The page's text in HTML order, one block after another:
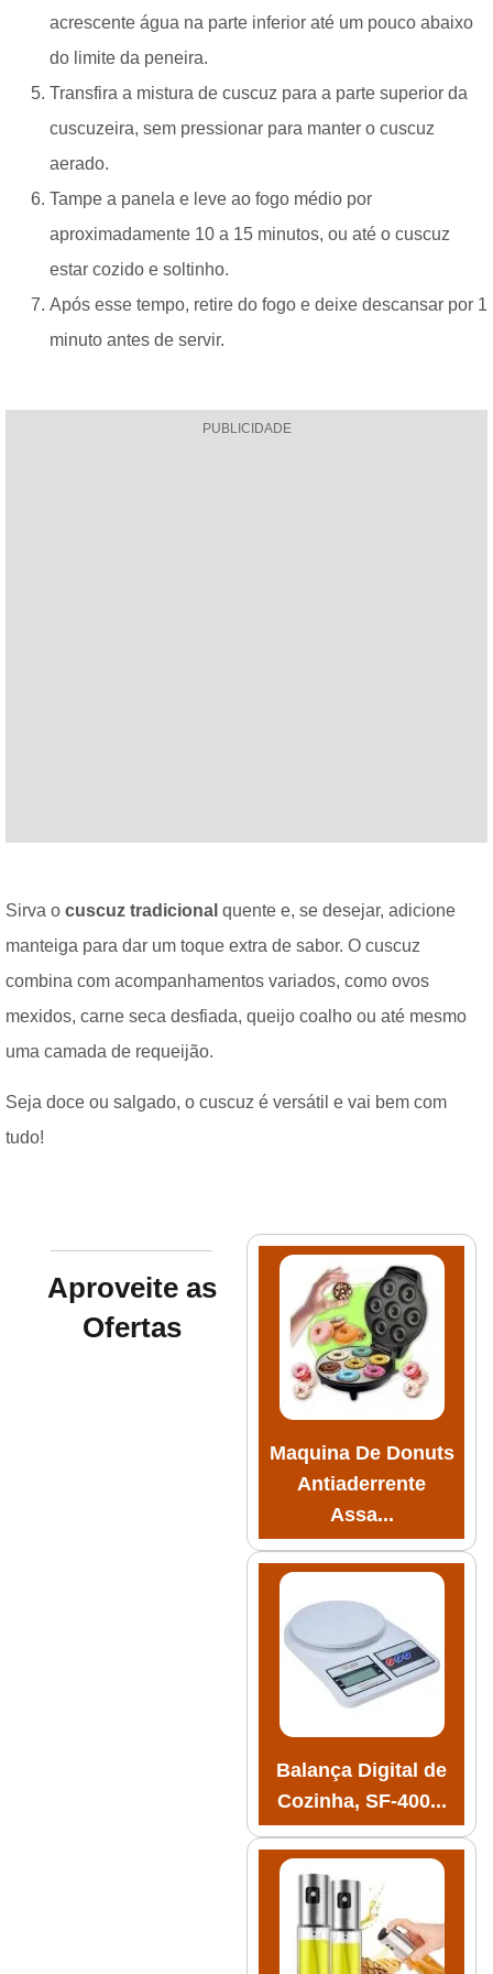
acrescente água na parte inferior até um pouco abaixo
do limite da peneira.
Transfira a mistura de cuscuz para a parte superior da
cuscuzeira, sem pressionar para manter o cuscuz
aerado.
Tampe a panela e leve ao fogo médio por
aproximadamente 10 a 15 minutos, ou até o cuscuz
estar cozido e soltinho.
Após esse tempo, retire do fogo e deixe descansar por 1
minuto antes de servir.
PUBLICIDADE
Sirva o cuscuz tradicional quente e, se desejar, adicione
manteiga para dar um toque extra de sabor. O cuscuz
combina com acompanhamentos variados, como ovos
mexidos, carne seca desfiada, queijo coalho ou até mesmo
uma camada de requeijão.
Seja doce ou salgado, o cuscuz é versátil e vai bem com
tudo!
Aproveite as
Ofertas
Maquina De Donuts
Antiaderrente
Assa...
Balança Digital de
Cozinha, SF-400...